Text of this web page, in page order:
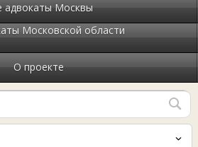
адвокаты Москвы
Московской области
О проекте